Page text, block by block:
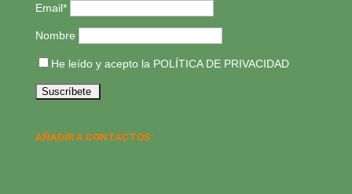
Email*
Nombre
He leído y acepto la POLÍTICA DE PRIVACIDAD
AÑADIR A CONTACTOS: